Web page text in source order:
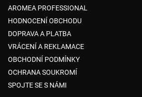
AROMEA PROFESSIONAL
HODNOCENÍ OBCHODU
DOPRAVA A PLATBA
VRÁCENÍ A REKLAMACE
OBCHODNÍ PODMÍNKY
OCHRANA SOUKROMÍ
SPOJTE SE S NÁMI